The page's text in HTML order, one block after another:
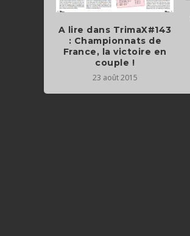
A lire dans TrimaX#143
: Championnats de
France, la victoire en
couple !
23 août 2015